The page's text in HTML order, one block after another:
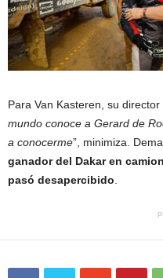
Para Van Kasteren, su
mundo conoce a Gerard de
a conocerme”, minimiza.
ganador del Dakar en
pasó desapercibido